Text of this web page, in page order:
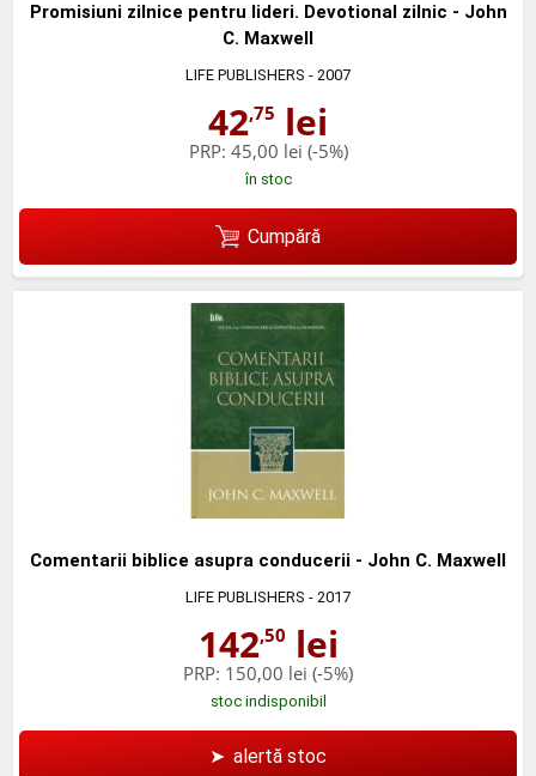
Promisiuni zilnice pentru lideri. Devotional zilnic - John
C. Maxwell
LIFE PUBLISHERS - 2007
42,75 lei
PRP: 45,00 lei (-5%)
în stoc
Cumpără
Comentarii biblice asupra conducerii - John C. Maxwell
LIFE PUBLISHERS - 2017
142,50 lei
PRP: 150,00 lei (-5%)
stoc indisponibil
➤ alertă stoc